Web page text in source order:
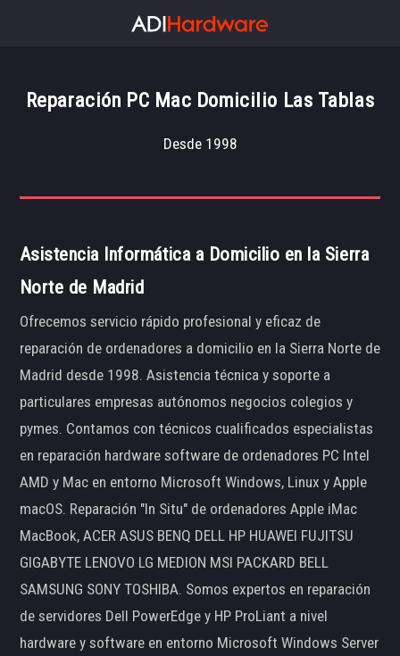
Reparación PC Mac Domicilio Las Tablas
Desde 1998
Asistencia Informática a Domicilio en la Sierra
Norte de Madrid
Ofrecemos servicio rápido profesional y eficaz de
reparación de ordenadores a domicilio en la Sierra Norte de
Madrid desde 1998. Asistencia técnica y soporte a
particulares empresas autónomos negocios colegios y
pymes. Contamos con técnicos cualificados especialistas
en reparación hardware software de ordenadores PC Intel
AMD y Mac en entorno Microsoft Windows, Linux y Apple
macOS. Reparación "In Situ" de ordenadores Apple iMac
MacBook, ACER ASUS BENQ DELL HP HUAWEI FUJITSU
GIGABYTE LENOVO LG MEDION MSI PACKARD BELL
SAMSUNG SONY TOSHIBA. Somos expertos en reparación
de servidores Dell PowerEdge y HP ProLiant a nivel
hardware y software en entorno Microsoft Windows Server